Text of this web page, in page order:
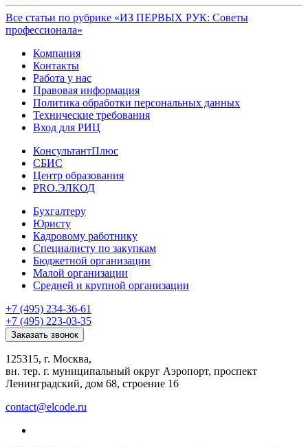
Все статьи по рубрике «ИЗ ПЕРВЫХ РУК: Советы
профессионала»
Компания
Контакты
Работа у нас
Правовая информация
Политика обработки персональных данных
Технические требования
Вход для РИЦ
КонсультантПлюс
СБИС
Центр образования
PRO.ЭЛКОД
Бухгалтеру
Юристу
Кадровому работнику
Специалисту по закупкам
Бюджетной организации
Малой организации
Средней и крупной организации
+7 (495) 234-36-61
+7 (495) 223-03-35
Заказать звонок
125315, г. Москва,
вн. тер. г. муниципальный округ Аэропорт, проспект
Ленинградский, дом 68, строение 16
contact@elcode.ru